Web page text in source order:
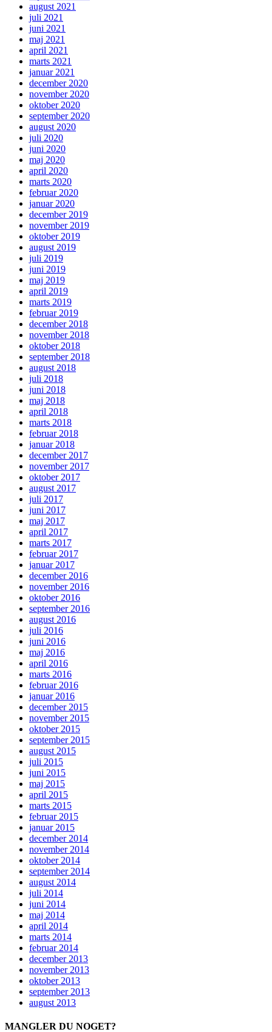
august 2021
juli 2021
juni 2021
maj 2021
april 2021
marts 2021
januar 2021
december 2020
november 2020
oktober 2020
september 2020
august 2020
juli 2020
juni 2020
maj 2020
april 2020
marts 2020
februar 2020
januar 2020
december 2019
november 2019
oktober 2019
august 2019
juli 2019
juni 2019
maj 2019
april 2019
marts 2019
februar 2019
december 2018
november 2018
oktober 2018
september 2018
august 2018
juli 2018
juni 2018
maj 2018
april 2018
marts 2018
februar 2018
januar 2018
december 2017
november 2017
oktober 2017
august 2017
juli 2017
juni 2017
maj 2017
april 2017
marts 2017
februar 2017
januar 2017
december 2016
november 2016
oktober 2016
september 2016
august 2016
juli 2016
juni 2016
maj 2016
april 2016
marts 2016
februar 2016
januar 2016
december 2015
november 2015
oktober 2015
september 2015
august 2015
juli 2015
juni 2015
maj 2015
april 2015
marts 2015
februar 2015
januar 2015
december 2014
november 2014
oktober 2014
september 2014
august 2014
juli 2014
juni 2014
maj 2014
april 2014
marts 2014
februar 2014
december 2013
november 2013
oktober 2013
september 2013
august 2013
MANGLER DU NOGET?